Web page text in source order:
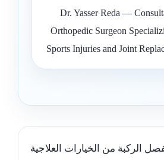
Dr. Yasser Reda —
Orthopedic Surgeon
Sports Injuries and Joint
الركبة من الخيارات العلاجية